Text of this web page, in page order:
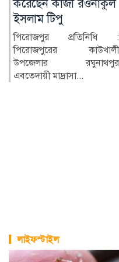
নরসিংদীর সদর উপজেলার
চরাঞ্চল আলোকবালিতে প্রতি
পক্ষেকের সন্ত্রাসীরা কুপিয়ে
আহত...
লাইফস্টাইল